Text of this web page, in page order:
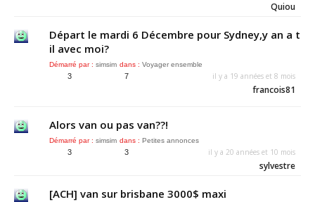
Quiou
Départ le mardi 6 Décembre pour Sydney,y an a t
il avec moi?
Démarré par : simsim dans : Voyager ensemble
3 7 il y a 19 années et 8 mois
francois81
Alors van ou pas van??!
Démarré par : simsim dans : Petites annonces
3 3 il y a 20 années et 10 mois
sylvestre
[ACH] van sur brisbane 3000$ maxi